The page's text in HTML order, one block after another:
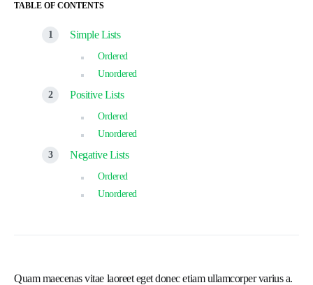
TABLE OF CONTENTS
Simple Lists
Ordered
Unordered
Positive Lists
Ordered
Unordered
Negative Lists
Ordered
Unordered
Quam maecenas vitae laoreet eget donec etiam ullamcorper varius a.